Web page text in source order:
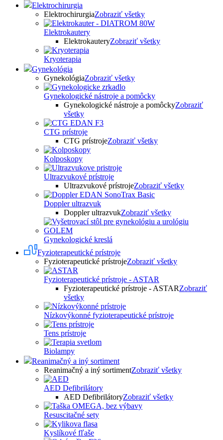
Elektrochirurgia
ElektrochirurgiaZobraziť všetky
Elektrokautery
ElektrokauteryZobraziť všetky
Kryoterapia
Gynekológia
GynekológiaZobraziť všetky
Gynekologické nástroje a pomôcky
Gynekologické nástroje a pomôckyZobraziť
všetky
CTG prístroje
CTG prístrojeZobraziť všetky
Kolposkopy
Ultrazvukové prístroje
Ultrazvukové prístrojeZobraziť všetky
Doppler ultrazvuk
Doppler ultrazvukZobraziť všetky
Gynekologické kreslá
Fyzioterapeutické prístroje
Fyzioterapeutické prístrojeZobraziť všetky
Fyzioterapeutické prístroje - ASTAR
Fyzioterapeutické prístroje - ASTARZobraziť
všetky
Nízkovýkonné fyzioterapeutické prístroje
Tens prístroje
Biolampy
Reanimačný a iný sortiment
Reanimačný a iný sortimentZobraziť všetky
AED Defibrilátory
AED DefibrilátoryZobraziť všetky
Resuscitačné sety
Kyslíkové fľaše